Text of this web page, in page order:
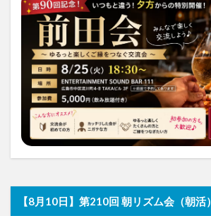
【8月10日】第210回 朝リズム会（朝活）